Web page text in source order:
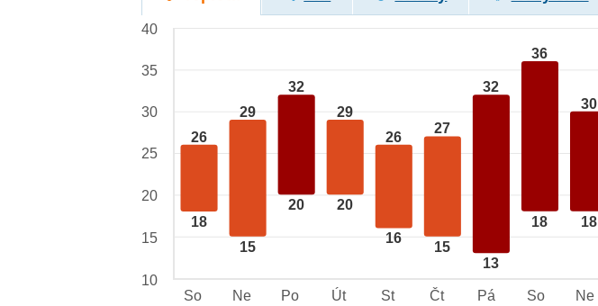
26
18
29
15
32
20
29
20
26
16
27
15
32
13
36
18
30
18
40
35
30
25
20
15
10
So
Ne Po Út St Čt Pá So Ne